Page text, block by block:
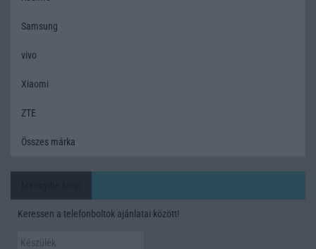
Samsung
vivo
Xiaomi
ZTE
Összes márka
Keressen a telefonboltok ajánlatai között!